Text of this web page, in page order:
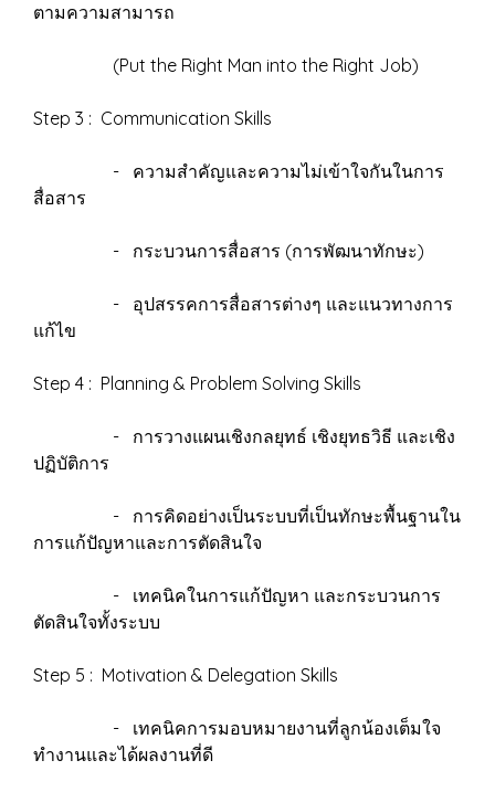
ตามความสามารถ
(Put the Right Man into the Right Job)
Step 3 : Communication Skills
- ความสำคัญและความไม่เข้าใจกันในการ
สื่อสาร
- กระบวนการสื่อสาร (การพัฒนาทักษะ)
- อุปสรรคการสื่อสารต่างๆ และแนวทางการ
แก้ไข
Step 4 : Planning & Problem Solving Skills
- การวางแผนเชิงกลยุทธ์ เชิงยุทธวิธี และเชิง
ปฏิบัติการ
- การคิดอย่างเป็นระบบที่เป็นทักษะพื้นฐานใน
การแก้ปัญหาและการตัดสินใจ
- เทคนิคในการแก้ปัญหา และกระบวนการ
ตัดสินใจทั้งระบบ
Step 5 : Motivation & Delegation Skills
- เทคนิคการมอบหมายงานที่ลูกน้องเต็มใจ
ทำงานและได้ผลงานที่ดี